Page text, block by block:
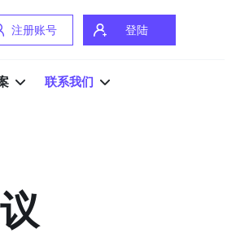
注册账号 登陆
联系我们